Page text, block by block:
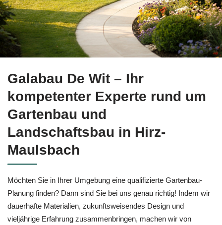
Galabau De Wit – Ihr
kompetenter Experte rund um
Gartenbau und
Landschaftsbau in Hirz-
Maulsbach
Möchten Sie in Ihrer Umgebung eine qualifizierte Gartenbau-
Planung finden? Dann sind Sie bei uns genau richtig! Indem wir
dauerhafte Materialien, zukunftsweisendes Design und
vieljährige Erfahrung zusammenbringen, machen wir von